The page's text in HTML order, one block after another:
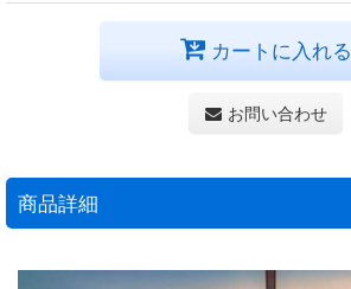
カートに入れる
お問い合わせ
商品詳細